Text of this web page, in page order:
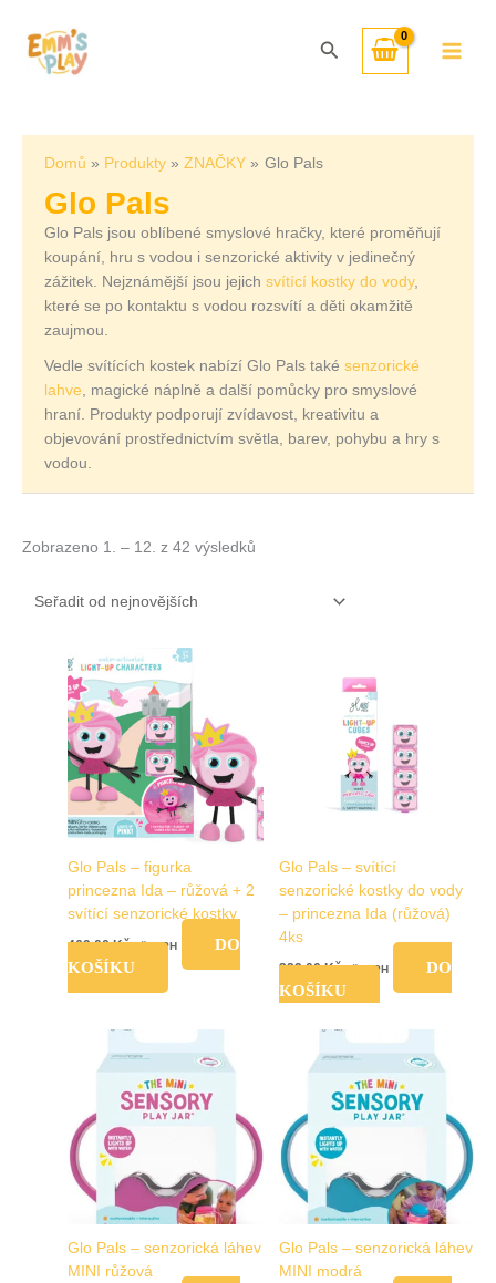
obsah
Hledat
Domů Produkty ZNAČKY Glo Pals
Glo Pals
Glo Pals jsou oblíbené smyslové hračky, které proměňují
koupání, hru s vodou i senzorické aktivity v jedinečný
zážitek. Nejznámější jsou jejich svítící kostky do vody,
které se po kontaktu s vodou rozsvítí a děti okamžitě
zaujmou.
Vedle svítících kostek nabízí Glo Pals také senzorické
lahve, magické náplně a další pomůcky pro smyslové
hraní. Produkty podporují zvídavost, kreativitu a
objevování prostřednictvím světla, barev, pohybu a hry s
vodou.
Zobrazeno 1. – 12. z 42 výsledků
nejnovějších
Glo Pals – figurka
princezna Ida – růžová + 2
svítící senzorické kostky
469,00Kč vč. DPH
DO
KOŠÍKU
Glo Pals – svítící
senzorické kostky do vody
– princezna Ida (růžová)
4ks
329,00Kč vč. DPH
DO
KOŠÍKU
Glo Pals – senzorická láhev
MINI růžová
Glo Pals – senzorická láhev
MINI modrá